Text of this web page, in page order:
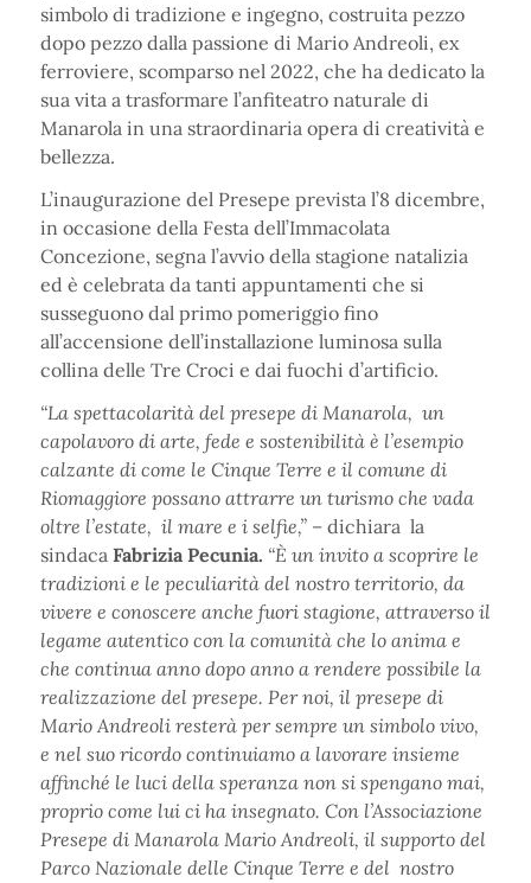
simbolo di tradizione e ingegno, costruita pezzo
dopo pezzo dalla passione di Mario Andreoli, ex
ferroviere, scomparso nel 2022, che ha dedicato la
sua vita a trasformare l’anfiteatro naturale di
Manarola in una straordinaria opera di creatività e
bellezza.
L’inaugurazione del Presepe prevista l’8 dicembre,
in occasione della Festa dell’Immacolata
Concezione, segna l’avvio della stagione natalizia
ed è celebrata da tanti appuntamenti che si
susseguono dal primo pomeriggio fino
all’accensione dell’installazione luminosa sulla
collina delle Tre Croci e dai fuochi d’artificio.
“La spettacolarità del presepe di Manarola, un
capolavoro di arte, fede e sostenibilità è l’esempio
calzante di come le Cinque Terre e il comune di
Riomaggiore possano attrarre un turismo che vada
oltre l’estate, il mare e i selfie,” – dichiara la
sindaca Fabrizia Pecunia. “È un invito a scoprire le
tradizioni e le peculiarità del nostro territorio, da
vivere e conoscere anche fuori stagione, attraverso il
legame autentico con la comunità che lo anima e
che continua anno dopo anno a rendere possibile la
realizzazione del presepe. Per noi, il presepe di
Mario Andreoli resterà per sempre un simbolo vivo,
e nel suo ricordo continuiamo a lavorare insieme
affinché le luci della speranza non si spengano mai,
proprio come lui ci ha insegnato. Con l’Associazione
Presepe di Manarola Mario Andreoli, il supporto del
Parco Nazionale delle Cinque Terre e del nostro